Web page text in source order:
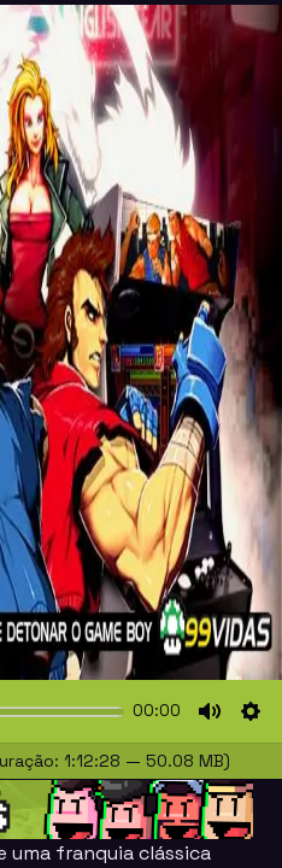
00:00
Mute
1:12:28 — 50.08 MB)
uma franquia clássica